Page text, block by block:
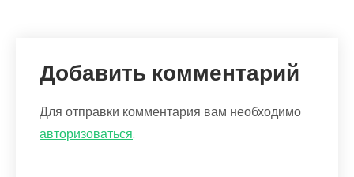
Добавить комментарий
Для отправки комментария вам необходимо
авторизоваться.